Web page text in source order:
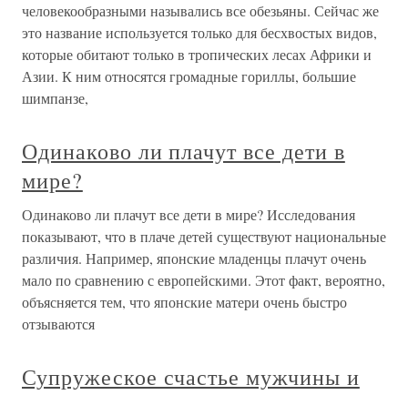
человекообразными назывались все обезьяны. Сейчас же
это название используется только для бесхвостых видов,
которые обитают только в тропических лесах Африки и
Азии. К ним относятся громадные гориллы, большие
шимпанзе,
Одинаково ли плачут все дети в
мире?
Одинаково ли плачут все дети в мире? Исследования
показывают, что в плаче детей существуют национальные
различия. Например, японские младенцы плачут очень
мало по сравнению с европейскими. Этот факт, вероятно,
объясняется тем, что японские матери очень быстро
отзываются
Супружеское счастье мужчины и